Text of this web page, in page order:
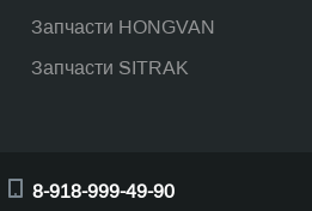
Запчасти HONGVAN
Запчасти SITRAK
8-918-999-49-90